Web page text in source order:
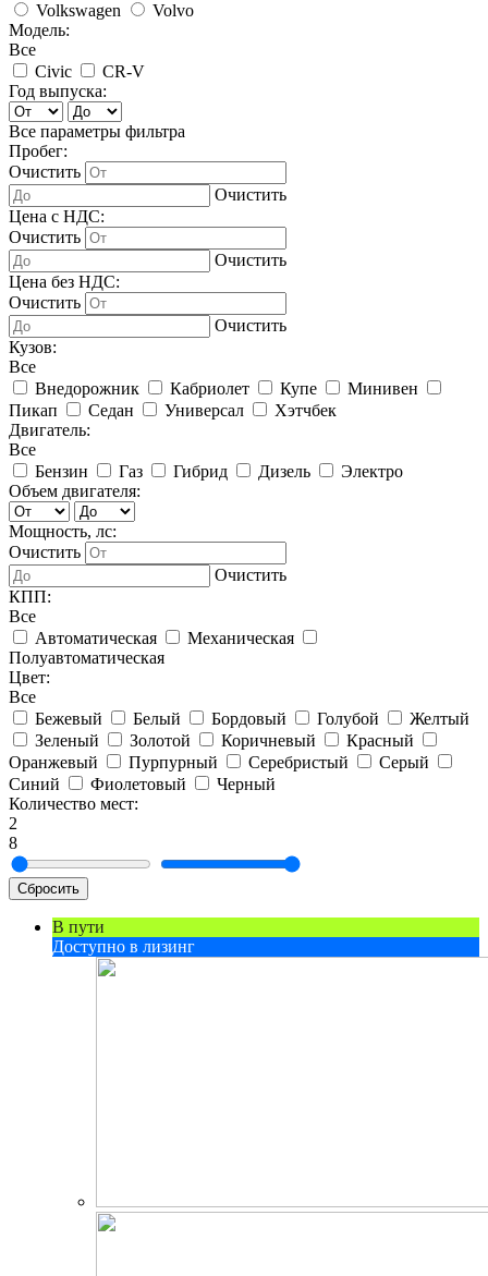
Volkswagen
Volvo
Модель:
Все
Civic
CR-V
Год выпуска:
Все параметры фильтра
Пробег:
Очистить
Очистить
Цена с НДС:
Очистить
Очистить
Цена без НДС:
Очистить
Очистить
Кузов:
Все
Внедорожник
Кабриолет Купе
Минивен
Пикап
Седан Универсал
Хэтчбек
Двигатель:
Все
Бензин
Газ Гибрид Дизель
Электро
Объем двигателя:
Мощность, лс:
Очистить
Очистить
КПП:
Все
Автоматическая
Механическая
Полуавтоматическая
Цвет:
Все
Бежевый
Белый Бордовый Голубой
Желтый
Зеленый
Золотой Коричневый
Красный
Оранжевый
Пурпурный Серебристый
Серый
Синий
Фиолетовый
Черный
Количество мест:
2
8
Сбросить
В пути
Доступно в лизинг